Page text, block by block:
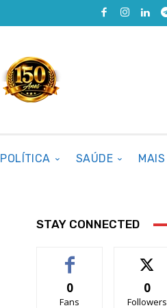
POLÍTICA SAÚDE MAIS
STAY CONNECTED
0
Fans
0
Followers